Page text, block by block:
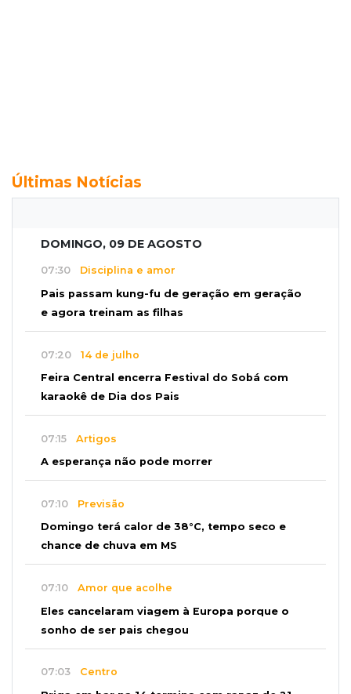
Últimas Notícias
DOMINGO, 09 DE AGOSTO
07:30 Disciplina e amor
Pais passam kung-fu de geração em geração
e agora treinam as filhas
07:20 14 de julho
Feira Central encerra Festival do Sobá com
karaokê de Dia dos Pais
07:15 Artigos
A esperança não pode morrer
07:10 Previsão
Domingo terá calor de 38°C, tempo seco e
chance de chuva em MS
07:10 Amor que acolhe
Eles cancelaram viagem à Europa porque o
sonho de ser pais chegou
07:03 Centro